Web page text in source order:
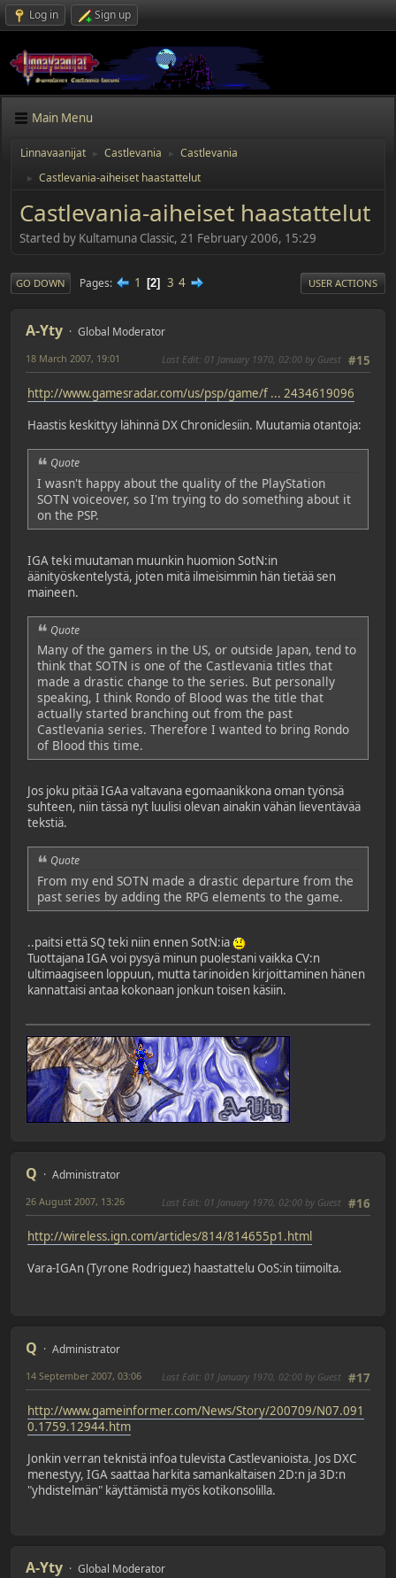
Log in Sign up
Main Menu
Linnavaanijat Castlevania Castlevania
► Castlevania-aiheiset haastattelut
Castlevania-aiheiset haastattelut
Started by Kultamuna Classic, 21 February 2006, 15:29
GO DOWN Pages 1 2 3 4 USER ACTIONS
A-Yty Global Moderator
#15
18 March 2007, 19:01 Last Edit: 01 January 1970, 02:00 by Guest
http://www.gamesradar.com/us/psp/game/f ... 2434619096
Haastis keskittyy lähinnä DX Chroniclesiin. Muutamia otantoja:
Quote
I wasn't happy about the quality of the PlayStation
SOTN voiceover, so I'm trying to do something about it
on the PSP.
IGA teki muutaman muunkin huomion SotN:in
äänityöskentelystä, joten mitä ilmeisimmin hän tietää sen
maineen.
Quote
Many of the gamers in the US, or outside Japan, tend to
think that SOTN is one of the Castlevania titles that
made a drastic change to the series. But personally
speaking, I think Rondo of Blood was the title that
actually started branching out from the past
Castlevania series. Therefore I wanted to bring Rondo
of Blood this time.
Jos joku pitää IGAa valtavana egomaanikkona oman työnsä
suhteen, niin tässä nyt luulisi olevan ainakin vähän lieventävää
tekstiä.
Quote
From my end SOTN made a drastic departure from the
past series by adding the RPG elements to the game.
..paitsi että SQ teki niin ennen SotN:ia
Tuottajana IGA voi pysyä minun puolestani vaikka CV:n
ultimaagiseen loppuun, mutta tarinoiden kirjoittaminen hänen
kannattaisi antaa kokonaan jonkun toisen käsiin.
Q Administrator
#16
26 August 2007, 13:26 Last Edit: 01 January 1970, 02:00 by Guest
http://wireless.ign.com/articles/814/814655p1.html
Vara-IGAn (Tyrone Rodriguez) haastattelu OoS:in tiimoilta.
Q Administrator
#17
14 September 2007, 03:06 Last Edit: 01 January 1970, 02:00 by Guest
http://www.gameinformer.com/News/Story/200709/N07.091
0.1759.12944.htm
Jonkin verran teknistä infoa tulevista Castlevanioista. Jos DXC
menestyy, IGA saattaa harkita samankaltaisen 2D:n ja 3D:n
"yhdistelmän" käyttämistä myös kotikonsolilla.
A-Yty Global Moderator